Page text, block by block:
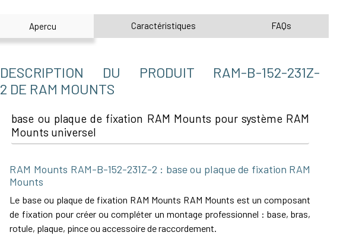
Apercu Caractéristiques FAQs
DESCRIPTION DU PRODUIT RAM-B-152-231Z-
2 DE RAM MOUNTS
base ou plaque de fixation RAM Mounts pour système RAM
Mounts universel
RAM Mounts RAM-B-152-231Z-2 : base ou plaque de fixation RAM
Mounts
Le base ou plaque de fixation RAM Mounts RAM Mounts est un composant
de fixation pour créer ou compléter un montage professionnel : base, bras,
rotule, plaque, pince ou accessoire de raccordement.